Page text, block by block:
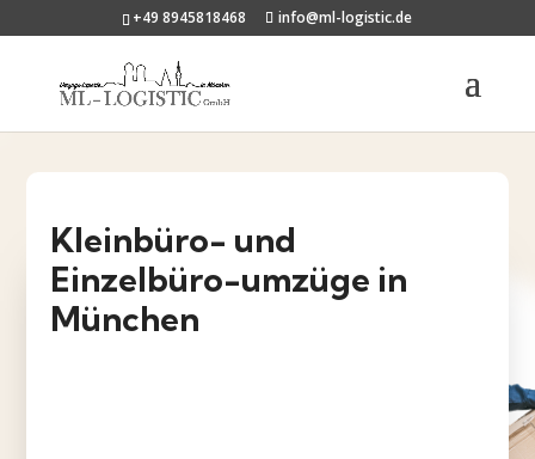
+49 8945818468 info@ml-logistic.de
Kleinbüro- und
Einzelbüro-umzüge in
München